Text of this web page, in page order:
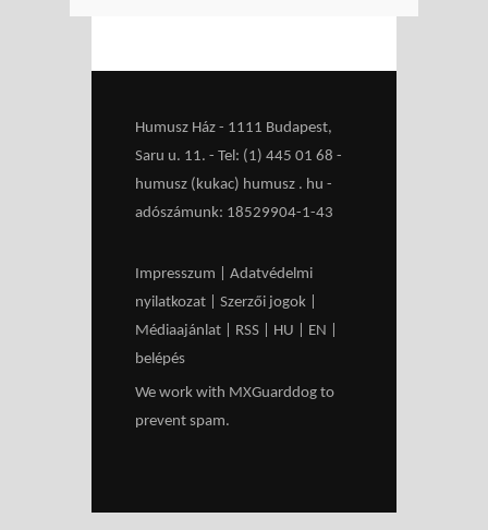
Humusz Ház - 1111 Budapest,
Saru u. 11. - Tel: (1) 445 01 68 -
humusz (kukac) humusz . hu -
adószámunk: 18529904-1-43
Impresszum
Adatvédelmi
nyilatkozat
Szerzői jogok
Médiaajánlat
RSS HU EN
belépés
We work with MXGuarddog to
prevent spam.